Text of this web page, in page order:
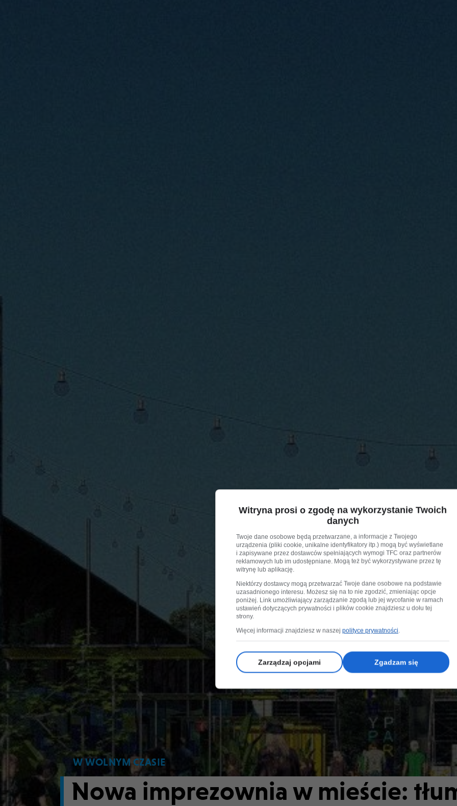
W WOLNYM CZASIE
Nowa imprezownia w mieście:
Witryna prosi o zgodę na wykorzystanie Twoich
danych
Twoje dane osobowe będą przetwarzane, a informacje z Twojego
urządzenia (pliki cookie, unikalne identyfikatory itp.) mogą być wyświetlane
i zapisywane przez dostawców spełniających wymogi TFC oraz partnerów
reklamowych lub im udostępniane. Mogą też być wykorzystywane przez tę
witrynę lub aplikację.
Niektórzy dostawcy mogą przetwarzać Twoje dane osobowe na podstawie
uzasadnionego interesu. Możesz się na to nie zgodzić, zmieniając opcje
poniżej. Link umożliwiający zarządzanie zgodą lub jej wycofanie w ramach
ustawień dotyczących prywatności i plików cookie znajdziesz u dołu tej
strony.
Więcej informacji znajdziesz w naszej polityce prywatności.
Zarządzaj opcjami Zgadzam się